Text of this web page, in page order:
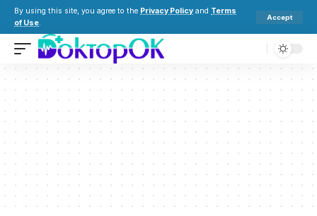
By using this site, you agree to the Privacy Policy and Terms
of Use.
Accept